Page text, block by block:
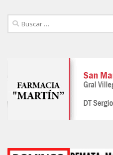
Buscar: